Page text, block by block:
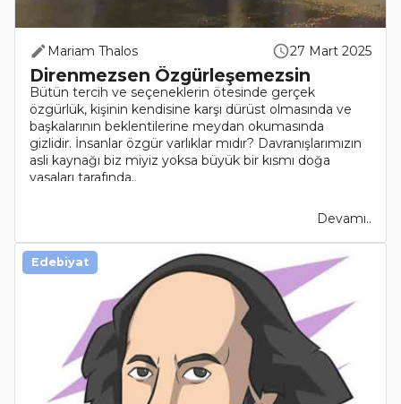
Mariam Thalos 27 Mart 2025
Direnmezsen Özgürleşemezsin
Bütün tercih ve seçeneklerin ötesinde gerçek
özgürlük, kişinin kendisine karşı dürüst olmasında ve
başkalarının beklentilerine meydan okumasında
gizlidir. İnsanlar özgür varlıklar mıdır? Davranışlarımızın
asli kaynağı biz miyiz yoksa büyük bir kısmı doğa
yasaları tarafında..
Devamı..
Edebiyat